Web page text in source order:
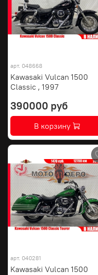
арт. 048668
Kawasaki Vulcan 1500
Classic , 1997
390000 руб
В корзину
арт. 040281
Kawasaki Vulcan 1500